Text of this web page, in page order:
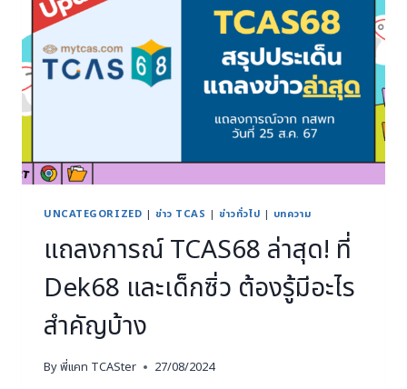
UNCATEGORIZED | ข่าว TCAS |ข่าวทั่วไป | บทความ
แถลงการณ์ TCAS68 ล่าสุด! ที่
Dek68 และเด็กซิ่ว ต้องรู้มีอะไร
สำคัญบ้าง
Byพี่แคท TCASter 27/08/2024